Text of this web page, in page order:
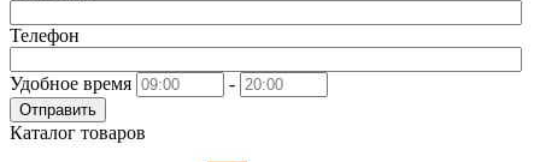
Телефон
Удобное время -
Отправить
Каталог товаров